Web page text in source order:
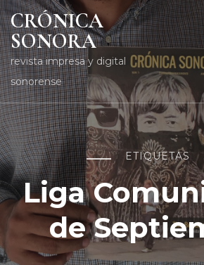
CRÓNICA
SONORA
revista impresa y digital
sonorense
ETIQUETAS
Liga
de